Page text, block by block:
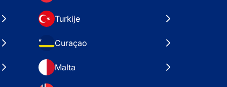
Turkije
Curaçao
Malta